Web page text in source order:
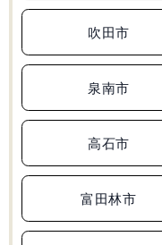
吹田市
泉南市
高石市
富田林市